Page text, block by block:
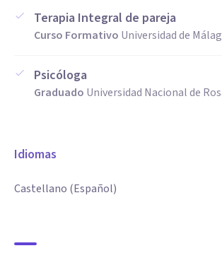
Terapia Integral de pareja
Curso Formativo Universidad de
Psicóloga
Graduado Universidad Nacional de
Idiomas
Castellano (Español)